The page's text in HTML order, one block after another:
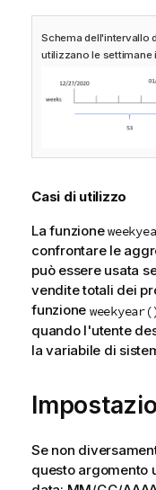
Schema dell'intervallo
utilizzano le settimane
Casi di utilizzo
La funzione
confrontare le
può essere usata
vendite totali dei
funzione
quando l'utente
la variabile di
Se non
questo argomento